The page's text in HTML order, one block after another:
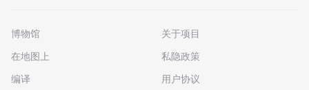
博物馆
在地图上
编译
关于项目
私隐政策
用户协议